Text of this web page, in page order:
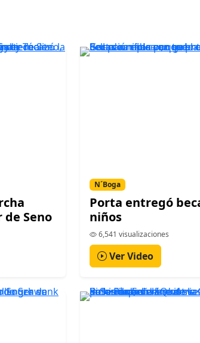
de Seno
N´Boga
Porta entregó
niños
6,541 visualizaciones
Ver Video